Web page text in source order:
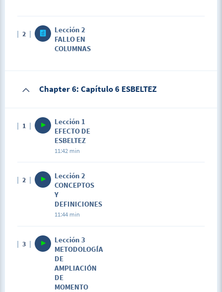
2
Lección 2
FALLO EN
COLUMNAS
Chapter 6: Capítulo 6 ESBELTEZ
1
Lección 1
EFECTO DE
ESBELTEZ
11:42 min
2
Lección 2
CONCEPTOS
Y
DEFINICIONES
11:44 min
3
Lección 3
METODOLOGÍA
DE
AMPLIACIÓN
DE
MOMENTO